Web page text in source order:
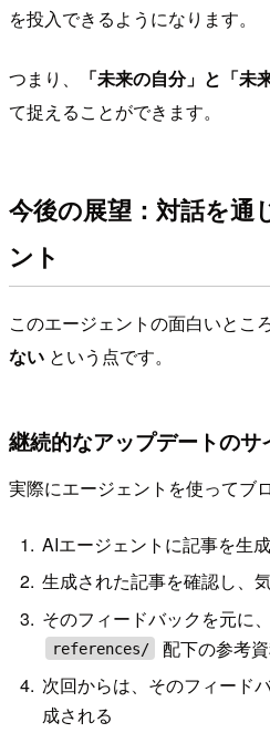
を投入できるようになります。
つまり、 「未来の自分」と「未
て捉えることができます。
今後の展望：対話を通
ント
このエージェントの面白いところ
ない という点です。
継続的なアップデートのサ
実際にエージェントを使ってブ
AIエージェントに記事を生
生成された記事を確認し、
そのフィードバックを元に、
references/
配下の参考
次回からは、そのフィード
成される